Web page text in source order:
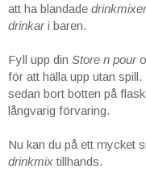
att ha blandade
drinkari baren.
Fyll upp din Store n pour
för att hälla upp utan
sedan bort botten på
långvarig förvaring.
Nu kan du på ett mycket
drinkmixtillhands.